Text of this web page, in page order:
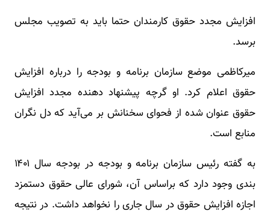
افزایش مجدد حقوق کارمندان حتما باید به تصویب مجلس
برسد.
میرکاظمی موضع سازمان برنامه و بودجه را درباره افزایش
حقوق اعلام کرد. او گرچه پیشنهاد دهنده مجدد افزایش
حقوق عنوان شده از فحوای سخنانش بر می‌آید که دل نگران
منابع است.
به گفته رئیس سازمان برنامه و بودجه در بودجه سال ۱۴۰۱
بندی وجود دارد که براساس آن، شورای عالی حقوق دستمزد
اجازه افزایش حقوق در سال جاری را نخواهد داشت. در نتیجه